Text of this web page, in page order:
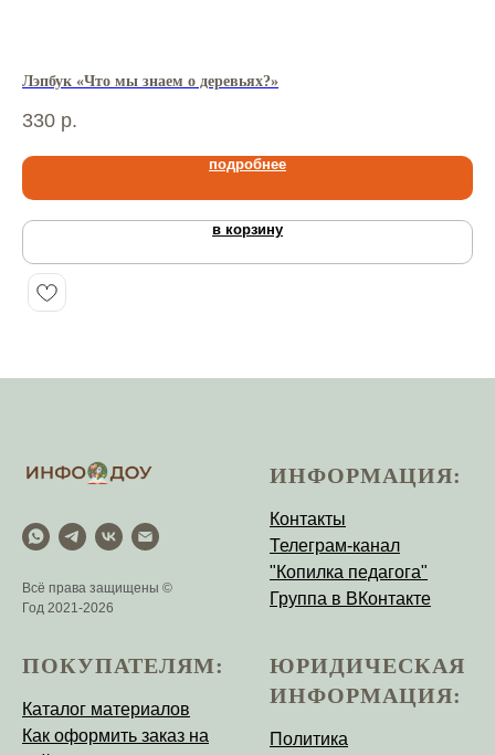
Лэпбук «Что мы знаем о деревьях?»
330 р.
подробнее
в корзину
Всё права защищены ©
Год 2021-2026
ИНФОРМАЦИЯ:
Контакты
Телеграм-канал
"Копилка педагога"
Группа в ВКонтакте
ПОКУПАТЕЛЯМ:
Каталог материалов
Как оформить заказ на
ЮРИДИЧЕСКАЯ
ИНФОРМАЦИЯ:
Политика